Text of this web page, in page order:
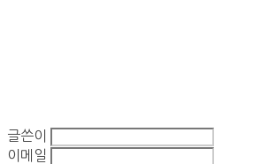
글쓴이
이메일